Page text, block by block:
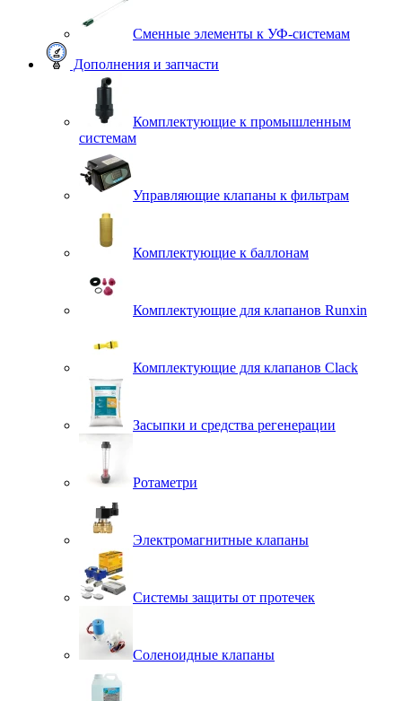
Сменные элементы к УФ-системам
Дополнения и запчасти
Комплектующие к промышленным
системам
Управляющие клапаны к фильтрам
Комплектующие к баллонам
Комплектующие для клапанов Runxin
Комплектующие для клапанов Clack
Засыпки и средства регенерации
Ротаметри
Электромагнитные клапаны
Системы защиты от протечек
Соленоидные клапаны